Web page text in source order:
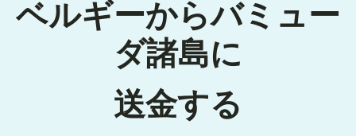
ベルギーからバミュー
ダ諸島に
送金する